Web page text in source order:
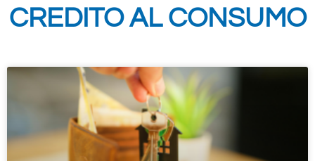
CREDITO AL CONSUMO